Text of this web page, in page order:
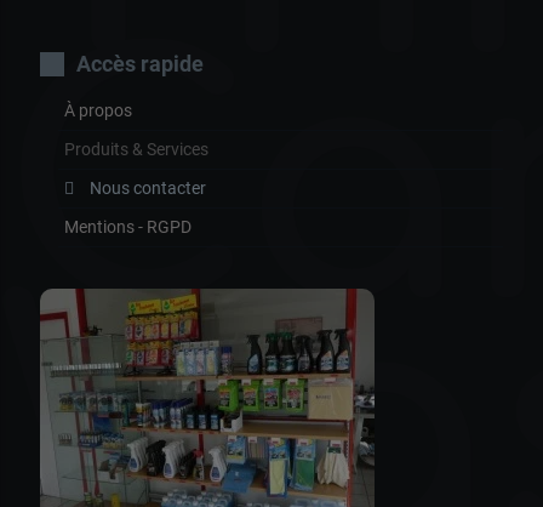
Accès rapide
À propos
Produits & Services
Nous contacter
Mentions - RGPD